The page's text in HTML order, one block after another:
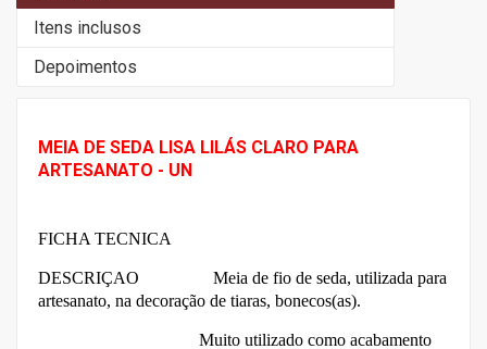
Itens inclusos
Depoimentos
MEIA DE SEDA LISA LILÁS CLARO PARA
ARTESANATO - UN
FICHA TECNICA
DESCRIÇAO Meia de fio de seda, utilizada para
artesanato, na decoração de tiaras, bonecos(as).
Muito utilizado como acabamento